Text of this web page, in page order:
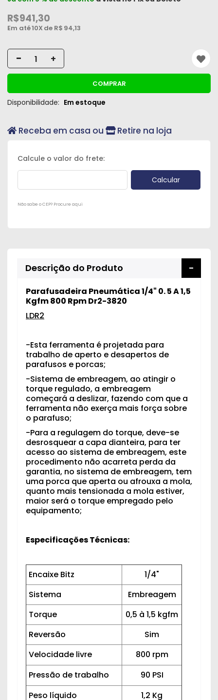
e
Químicos
Peças
e
Oficina
R$941,30
Em até10X de R$ 94,13
- +
COMPRAR
Disponibilidade: Em estoque
Receba em casa ou Retire na loja
Não sabe o CEP? Procure aqui
Descrição do Produto
Parafusadeira Pneumática 1/4" 0. 5 A 1,5
Kgfm 800 Rpm Dr2-3820
LDR2
-Esta ferramenta é projetada para
trabalho de aperto e desapertos de
parafusos e porcas;
-Sistema de embreagem, ao atingir o
torque regulado, a embreagem
começará a deslizar, fazendo com que a
ferramenta não exerça mais força sobre
o parafuso;
-Para a regulagem do torque, deve-se
desrosquear a capa dianteira, para ter
acesso ao sistema de embreagem, este
procedimento não acarreta perda da
garantia, no sistema de embreagem, tem
uma porca que aperta ou afrouxa a mola,
quanto mais tensionada a mola estiver,
maior será o torque empregado pelo
equipamento;
Especificações Técnicas:
Encaixe Bitz
1/4"
Sistema
Embreagem
Torque
0,5 à 1,5 kgfm
Reversão
Sim
Velocidade livre
800 rpm
Pressão de trabalho
90 PSI
Peso líquido
1,2 Kg